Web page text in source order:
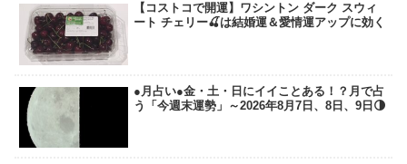
【コストコで開運】ワシントン ダーク スウィ
ート チェリー🍒は結婚運＆愛情運アップに効く
●月占い●金・土・日にイイことある！？月で占
う「今週末運勢」～2026年8月7日、8日、9日🌗